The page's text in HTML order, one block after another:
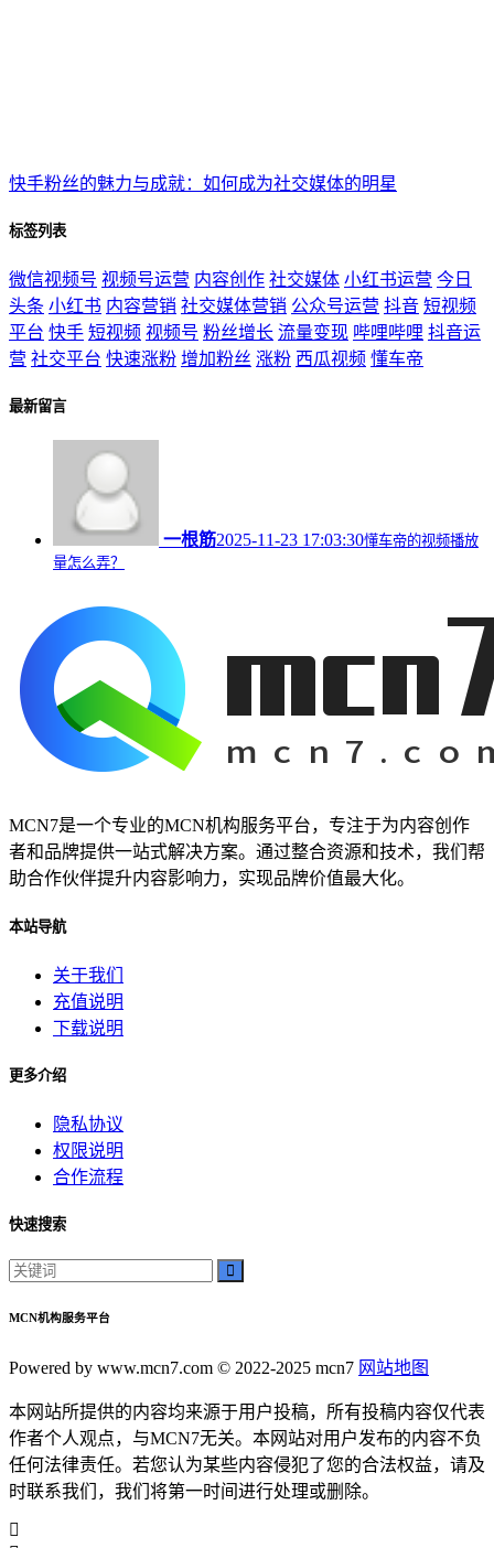
快手粉丝的魅力与成就：如何成为社交媒体的明星
标签列表
微信视频号 视频号运营 内容创作 社交媒体 小红书运营 今日
头条 小红书 内容营销 社交媒体营销 公众号运营 抖音 短视频
平台 快手 短视频 视频号 粉丝增长 流量变现 哔哩哔哩 抖音运
营 社交平台 快速涨粉 增加粉丝 涨粉 西瓜视频 懂车帝
最新留言
一根筋2025-11-23 17:03:30懂车帝的视频播放
量怎么弄？
MCN7是一个专业的MCN机构服务平台，专注于为内容创作
者和品牌提供一站式解决方案。通过整合资源和技术，我们帮
助合作伙伴提升内容影响力，实现品牌价值最大化。
本站导航
关于我们
充值说明
下载说明
更多介绍
隐私协议
权限说明
合作流程
快速搜索
MCN机构服务平台
Powered by www.mcn7.com © 2022-2025 mcn7 网站地图
本网站所提供的内容均来源于用户投稿，所有投稿内容仅代表
作者个人观点，与MCN7无关。本网站对用户发布的内容不负
任何法律责任。若您认为某些内容侵犯了您的合法权益，请及
时联系我们，我们将第一时间进行处理或删除。